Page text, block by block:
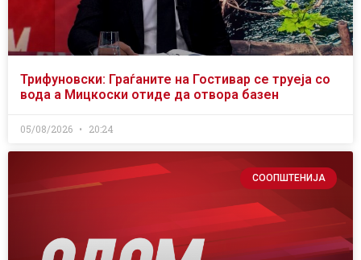
Трифуновски: Граѓаните на Гостивар се труеја со
вода а Мицкоски отиде да отвора базен
05/08/2026 20:24
СООПШТЕНИЈА